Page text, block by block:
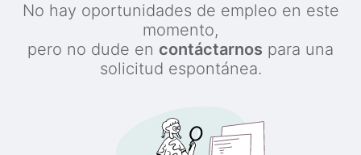
No hay oportunidades de empleo en este
momento,
pero no dude en contáctarnos para una
solicitud espontánea.